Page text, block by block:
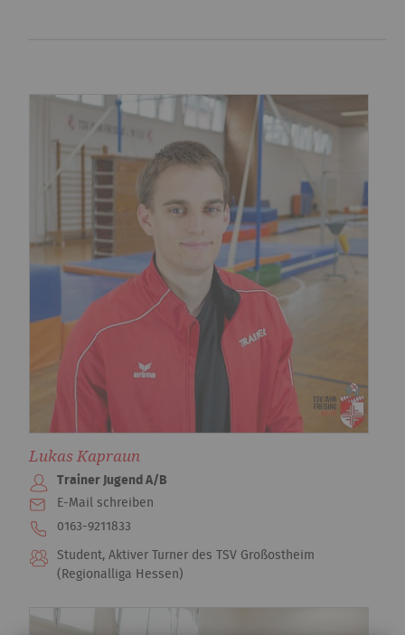
Lukas Kapraun
Trainer Jugend A/B
E-Mail schreiben
0163-9211833‬
Student, Aktiver Turner des TSV Großostheim
(Regionalliga Hessen)